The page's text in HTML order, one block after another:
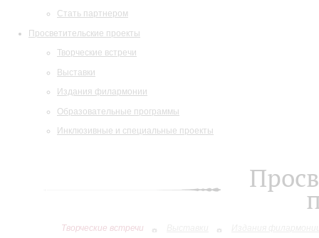
Стать партнером
Просветительские проекты
Творческие встречи
Выставки
Издания филармонии
Образовательные программы
Инклюзивные и специальные проекты
Творческие встречи